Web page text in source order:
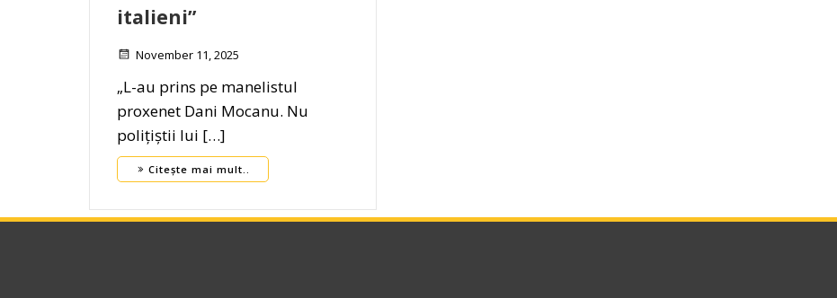
italieni”
November 11, 2025
„L-au prins pe manelistul
proxenet Dani Mocanu. Nu
polițiștii lui […]
Citește mai mult..